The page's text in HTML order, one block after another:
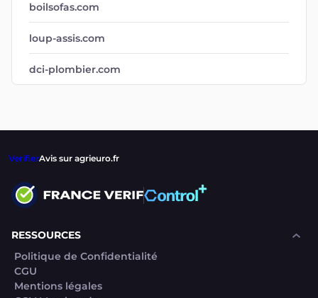
boilsofas.com
loup-assis.com
dci-plombier.com
VerifierAvis sur agrieuro.fr
RESSOURCES
Politique de Confidentialité
CGU
Mentions légales